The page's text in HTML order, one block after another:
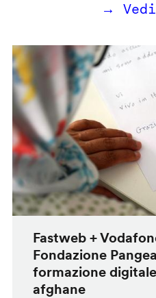
→
Fastweb +
Fondazione
formazione
afghane